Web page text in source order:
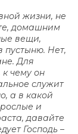
жизни, не
домашним
вещи,
пустыню. Нет,
Для
чему он
служит
а в какой
и
давайте
Господь –